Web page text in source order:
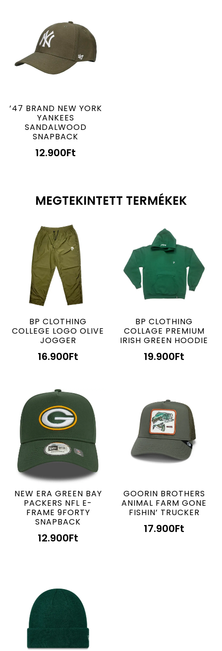
’47 BRAND NEW YORK
YANKEES
SANDALWOOD
SNAPBACK
12.900Ft
MEGTEKINTETT TERMÉKEK
BP CLOTHING
COLLEGE LOGO OLIVE
JOGGER
16.900Ft
BP CLOTHING
COLLAGE PREMIUM
IRISH GREEN HOODIE
19.900Ft
NEW ERA GREEN BAY
PACKERS NFL E-
FRAME 9FORTY
SNAPBACK
12.900Ft
GOORIN BROTHERS
ANIMAL FARM GONE
FISHIN’ TRUCKER
17.900Ft